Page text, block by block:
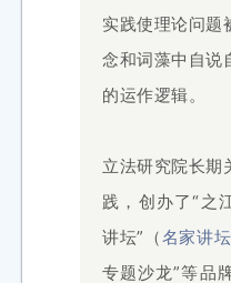
实践使理论问题
念和词藻中自说
的运作逻辑。
立法研究院长期
践，创办了“之
讲坛”（名家讲
专题沙龙”等品